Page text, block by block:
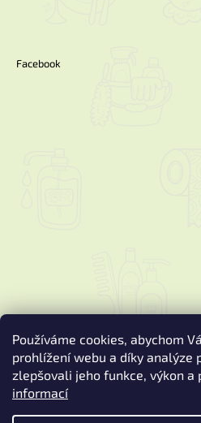
Používáme cookies, abychom
prohlížení webu a díky analýze
zlepšovali jeho funkce, výkon a
informací
Facebook